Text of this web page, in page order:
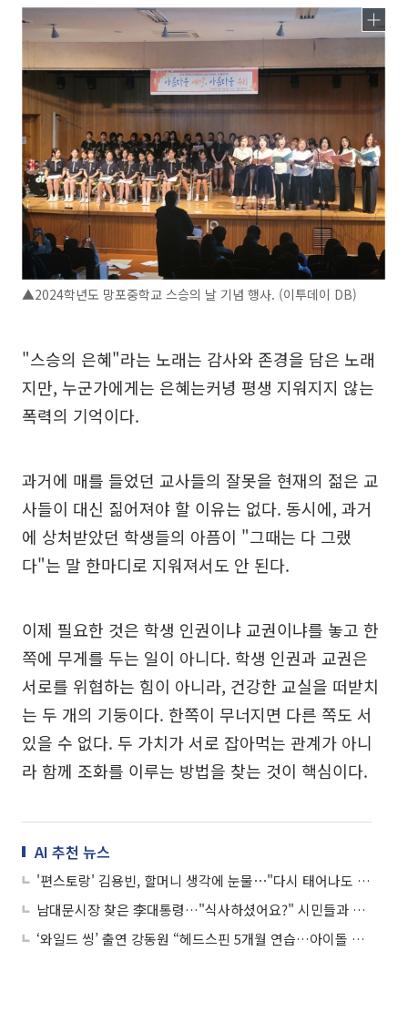
▲2024학년도 망포중학교 스승의 날 기념 행사. (이투데이 DB)
"스승의 은혜"라는 노래는 감사와 존경을 담은 노래
지만, 누군가에게는 은혜는커녕 평생 지워지지 않는
폭력의 기억이다.
과거에 매를 들었던 교사들의 잘못을 현재의 젊은 교
사들이 대신 짊어져야 할 이유는 없다. 동시에, 과거
에 상처받았던 학생들의 아픔이 "그때는 다 그랬
다"는 말 한마디로 지워져서도 안 된다.
이제 필요한 것은 학생 인권이냐 교권이냐를 놓고 한
쪽에 무게를 두는 일이 아니다. 학생 인권과 교권은
서로를 위협하는 힘이 아니라, 건강한 교실을 떠받치
는 두 개의 기둥이다. 한쪽이 무너지면 다른 쪽도 서
있을 수 없다. 두 가치가 서로 잡아먹는 관계가 아니
라 함께 조화를 이루는 방법을 찾는 것이 핵심이다.
AI 추천 뉴스
'편스토랑' 김용빈, 할머니 생각에 눈물⋯"다시 태어나도 내 할머니이길"
남대문시장 찾은 李대통령…"식사하셨어요?" 시민들과 깜짝 소통
‘와일드 씽’ 출연 강동원 “헤드스핀 5개월 연습…아이돌 진심 존경하게 돼”